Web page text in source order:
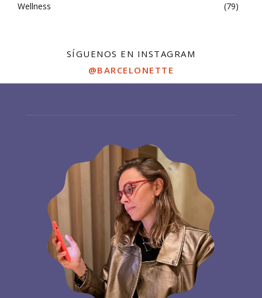
Wellness
79
SÍGUENOS EN INSTAGRAM
@BARCELONETTE